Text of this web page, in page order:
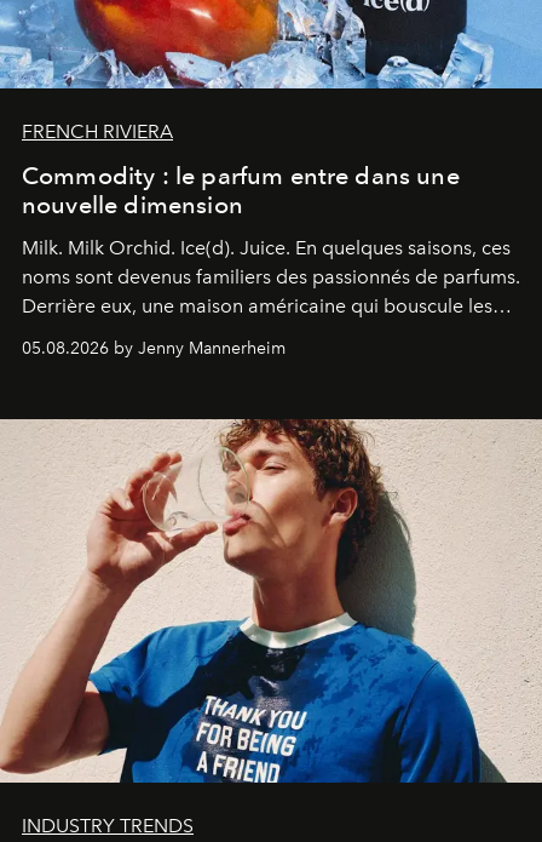
FRENCH RIVIERA
Commodity : le parfum entre dans une
nouvelle dimension
Milk. Milk Orchid. Ice(d). Juice. En quelques saisons, ces
noms sont devenus familiers des passionnés de parfums.
Derrière eux, une maison américaine qui bouscule les
codes de la parfumerie contemporaine en proposant
une approche aussi intuitive que personnelle :
05.08.2026 by Jenny Mannerheim
INDUSTRY TRENDS